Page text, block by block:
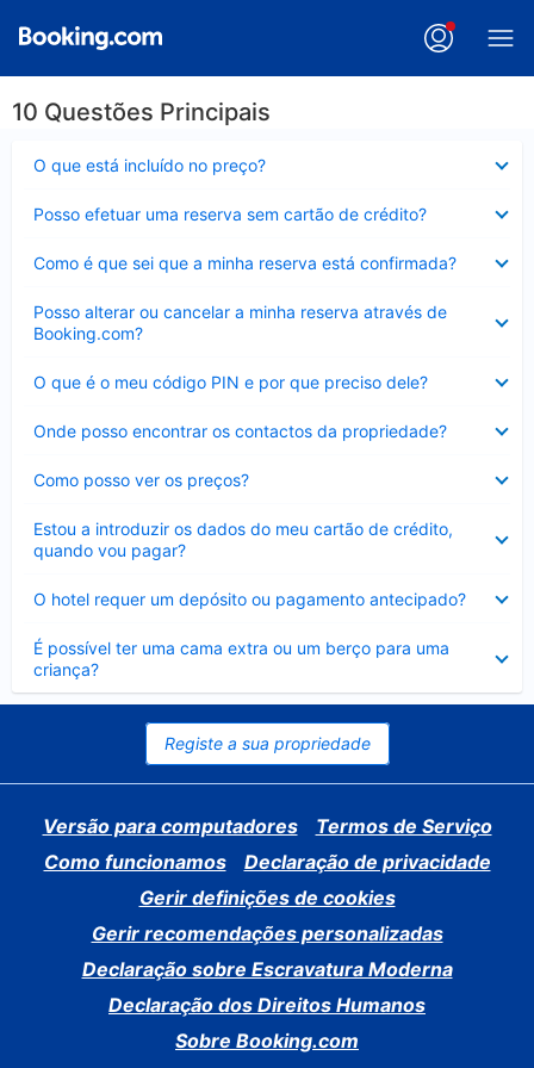
10 Questões Principais
O que está incluído no preço?
fechado
Posso efetuar uma reserva sem cartão de crédito?
fechado
Como é que sei que a minha reserva está confirmada?
fechado
Posso alterar ou cancelar a minha reserva através de
Booking.com?
fechado
O que é o meu código PIN e por que preciso dele?
fechado
Onde posso encontrar os contactos da propriedade?
fechado
Como posso ver os preços?
fechado
Estou a introduzir os dados do meu cartão de crédito,
quando vou pagar?
fechado
O hotel requer um depósito ou pagamento antecipado?
fechado
É possível ter uma cama extra ou um berço para uma
criança?
Elemento
fechado
Registe a sua propriedade
Versão para computadores
Termos de Serviço
Como funcionamos
Declaração de privacidade
Gerir definições de cookies
Gerir recomendações personalizadas
Declaração sobre Escravatura Moderna
Declaração dos Direitos Humanos
Sobre Booking.com